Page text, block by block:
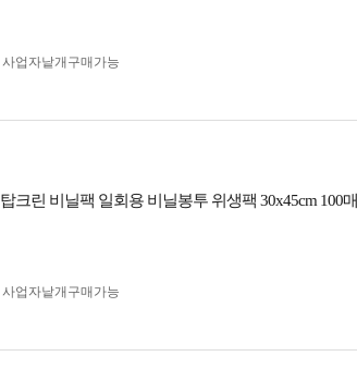
사업자 낱개구매가능
탑크린 비닐팩 일회용 비닐봉투 위생팩 30x45cm 100매
사업자 낱개구매가능